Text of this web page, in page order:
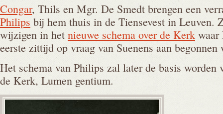
Congar, Thils en Mgr. De Smedt brengen een
Philips bij hem thuis in de Tiensevest in Leuven.
wijzigen in het nieuwe schema over de Kerk waar
eerste zittijd op vraag van Suenens aan begonnen
Het schema van Philips zal later de basis worden
de Kerk, Lumen gentium.